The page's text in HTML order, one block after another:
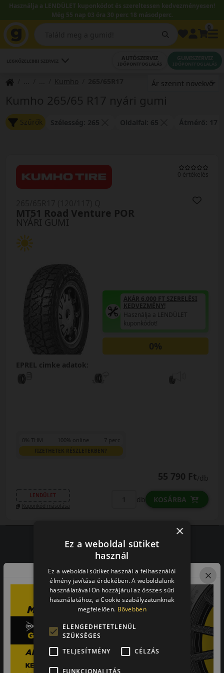
Használja a LENDÜLET kuponkódot és szereltessen kedvezményesen!
Még 55 nap 03 óra 30 perc 18 másodperc.
LEGKÖZELEBBI SZERVIZ AUTÓSZERVIZ
IDŐPONTFOGLALÁS
GUMISZERVIZ
IDŐPONTFOGLALÁS
Kumho
Kumho 265/65 R17 nyári gumi
Szűrők
0 értékelés
NYÁRI GUMI
MT51 Road Venture POR
AKÁR 6.000 FT SZERELÉSI
KEDVEZMÉNY!
Használja a LENDÜLET
kuponkódot!
0%
EPREL cimke adatok:
0% THM 100% online 7 perc
FIZETHETEK RÉSZLETEKBEN?
55 790 Ft/db
LENDÜLET
Kuponkód másolása
db KOSÁRBA
Vásárlói vélemények
97.76%
a vásárlók közül ajánlaná ismerősének ezt a boltot.
Laca
×
Ez a weboldal sütiket
használ
Ez a weboldal sütiket használ a felhasználói
élmény javítása érdekében. A weboldalunk
használatával Ön hozzájárul az összes süti
használatához, a Cookie szabályzatunknak
megfelelően. Bővebben
ELENGEDHETETLENÜL
SZÜKSÉGES
TELJESÍTMÉNY
CÉLZÁS
FUNKCIONALITÁS